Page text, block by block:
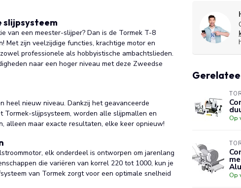
slijpsysteem
van een meester-slijper? Dan is de Tormek T-8
Met zijn veelzijdige functies, krachtige motor en
professionele als hobbyistische ambachtslieden.
naar een hoger niveau met deze Zweedse
heel nieuw niveau. Dankzij het geavanceerde
slijpsysteem, worden alle slijpmallen en
alleen maar exacte resultaten, elke keer opnieuw!
elk onderdeel is ontworpen om jarenlang
die variëren van korrel 220 tot 1000, kun je
van Tormek zorgt voor een optimale snelheid
Op
Op